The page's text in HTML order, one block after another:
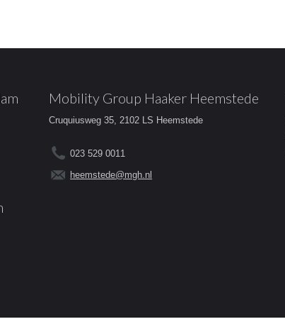
Mobility Group Haaker Heemstede
Cruquiusweg 35, 2102 LS Heemstede
023 529 0011
heemstede@mgh.nl